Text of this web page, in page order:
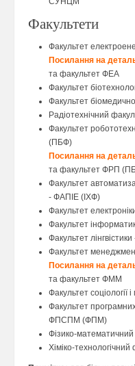
Факультети
Факультет
Посилання на
та факультет ФЕА
Факультет
Факультет
Радiотехнiчний
Факультет
(ПБФ)
Посилання на
та факультет ФРП
Факультет
- ФАПІЕ (ІХФ)
Факультет
Факультет
Факультет
Факультет
Посилання на
та факультет ФММ
Факультет соціології
Факультет
ФПСПМ (ФПМ)
Фiзико-
Хiмiко-технологiчний